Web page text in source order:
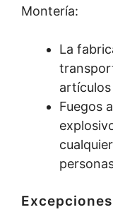
Montería:
La
Fuegos
Excepciones